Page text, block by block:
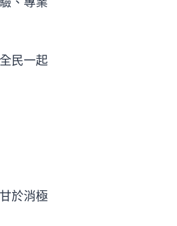
民一起
於消極